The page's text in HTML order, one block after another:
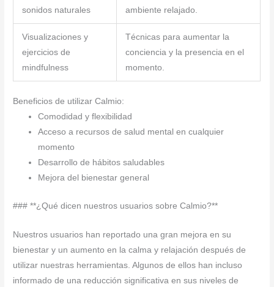
sonidos naturales
ambiente relajado.
Visualizaciones y
ejercicios de
mindfulness
Técnicas para aumentar la
conciencia y la presencia en el
momento.
Beneficios de utilizar Calmio:
Comodidad y flexibilidad
Acceso a recursos de salud mental en cualquier
momento
Desarrollo de hábitos saludables
Mejora del bienestar general
### **¿Qué dicen nuestros usuarios sobre Calmio?**
Nuestros usuarios han reportado una gran mejora en su
bienestar y un aumento en la calma y relajación después de
utilizar nuestras herramientas. Algunos de ellos han incluso
informado de una reducción significativa en sus niveles de